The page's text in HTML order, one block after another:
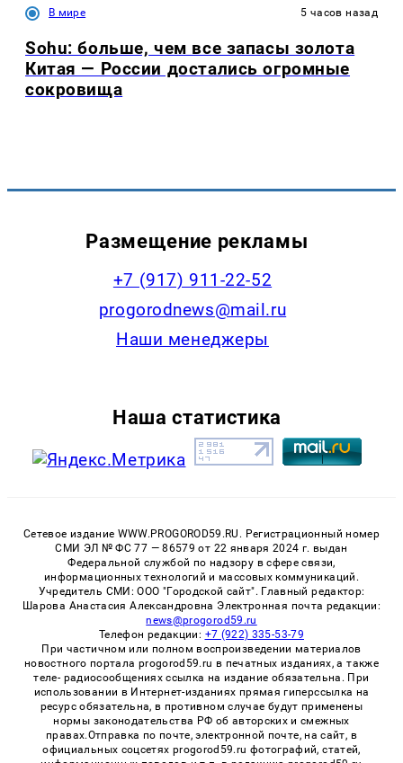
В мире 5 часов назад
Sohu: больше, чем все запасы золота
Китая — России достались огромные
сокровища
Размещение рекламы
+7 (917) 911-22-52
progorodnews@mail.ru
Наши менеджеры
Наша статистика
Сетевое издание WWW.PROGOROD59.RU. Регистрационный номер
СМИ ЭЛ № ФС 77 — 86579 от 22 января 2024 г. выдан
Федеральной службой по надзору в сфере связи,
информационных технологий и массовых коммуникаций.
Учредитель СМИ: ООО "Городской сайт". Главный редактор:
Шарова Анастасия Александровна Электронная почта редакции:
news@progorod59.ru
Телефон редакции: +7 (922) 335-53-79
При частичном или полном воспроизведении материалов
новостного портала progorod59.ru в печатных изданиях, а также
теле- радиосообщениях ссылка на издание обязательна. При
использовании в Интернет-изданиях прямая гиперссылка на
ресурс обязательна, в противном случае будут применены
нормы законодательства РФ об авторских и смежных
правах.Отправка по почте, электронной почте, на сайт, в
официальных соцсетях progorod59.ru фотографий, статей,